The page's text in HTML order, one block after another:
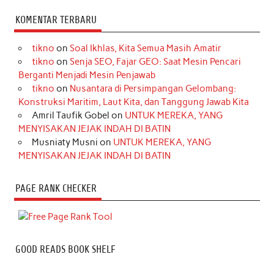
KOMENTAR TERBARU
tikno on Soal Ikhlas, Kita Semua Masih Amatir
tikno on Senja SEO, Fajar GEO: Saat Mesin Pencari
Berganti Menjadi Mesin Penjawab
tikno on Nusantara di Persimpangan Gelombang:
Konstruksi Maritim, Laut Kita, dan Tanggung Jawab Kita
Amril Taufik Gobel on UNTUK MEREKA, YANG
MENYISAKAN JEJAK INDAH DI BATIN
Musniaty Musni on UNTUK MEREKA, YANG
MENYISAKAN JEJAK INDAH DI BATIN
PAGE RANK CHECKER
GOOD READS BOOK SHELF